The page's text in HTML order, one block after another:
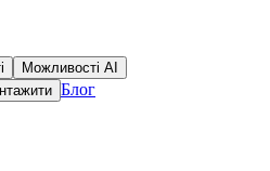
Можливості AI
Блог